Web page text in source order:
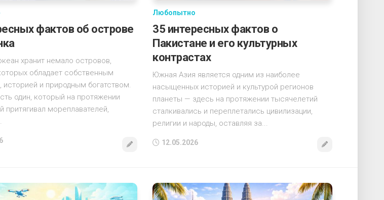
фактов об острове
хранит немало островов,
обладает собственным
историей и природным богатством.
один, который на протяжении
притягивал мореплавателей,
Любопытно
35 интересных фактов о
Пакистане и его культурных
контрастах
Южная Азия является одним из наиболее
насыщенных историей и культурой регионов
планеты — здесь на протяжении тысячелетий
сталкивались и переплетались цивилизации,
религии и народы, оставляя за...
12.05.2026